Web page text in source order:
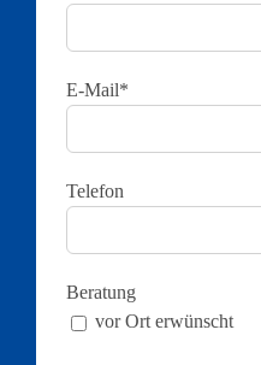
E-Mail*
Telefon
Beratung
vor Ort erwünscht